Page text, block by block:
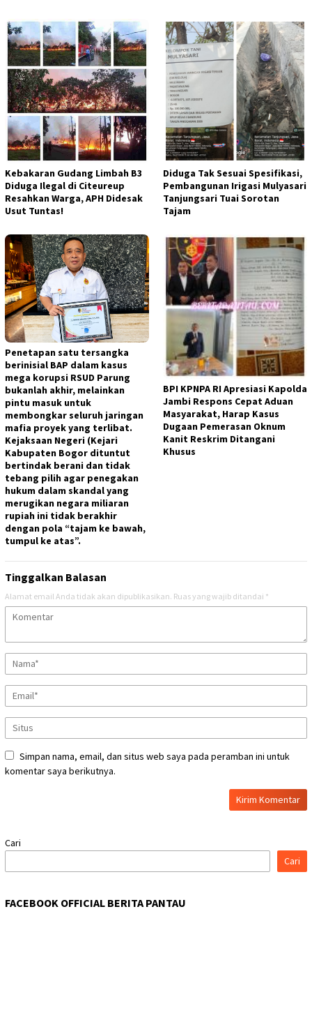
Kebakaran Gudang Limbah B3
Diduga Ilegal di Citeureup
Resahkan Warga, APH Didesak
Usut Tuntas!
Diduga Tak Sesuai Spesifikasi,
Pembangunan Irigasi Mulyasari
Tanjungsari Tuai Sorotan
Tajam​
Penetapan satu tersangka
berinisial BAP dalam kasus
mega korupsi RSUD Parung
bukanlah akhir, melainkan
pintu masuk untuk
membongkar seluruh jaringan
mafia proyek yang terlibat.
Kejaksaan Negeri (Kejari
Kabupaten Bogor dituntut
bertindak berani dan tidak
tebang pilih agar penegakan
hukum dalam skandal yang
merugikan negara miliaran
rupiah ini tidak berakhir
dengan pola “tajam ke bawah,
tumpul ke atas”.
BPI KPNPA RI Apresiasi Kapolda
Jambi Respons Cepat Aduan
Masyarakat, Harap Kasus
Dugaan Pemerasan Oknum
Kanit Reskrim Ditangani
Khusus
Tinggalkan Balasan
Alamat email Anda tidak akan dipublikasikan. Ruas yang wajib ditandai *
Simpan nama, email, dan situs web saya pada peramban ini untuk
komentar saya berikutnya.
Cari
Cari
FACEBOOK OFFICIAL BERITA PANTAU